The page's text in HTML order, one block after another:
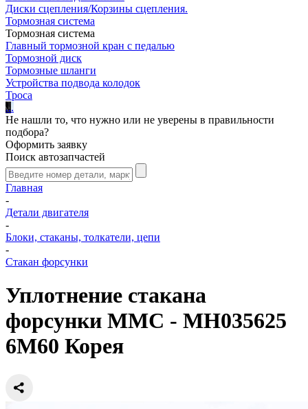
Диски сцепления/Корзины сцепления.
Тормозная система
Тормозная система
Главный тормозной кран с педалью
Тормозной диск
Тормозные шланги
Устройства подвода колодок
Троса
...
Не нашли то, что нужно или не уверены в правильности
подбора?
Оформить заявку
Поиск автозапчастей
Главная
-
Детали двигателя
-
Блоки, стаканы, толкатели, цепи
-
Стакан форсунки
Уплотнение стакана
форсунки MMC - MH035625
6M60 Корея